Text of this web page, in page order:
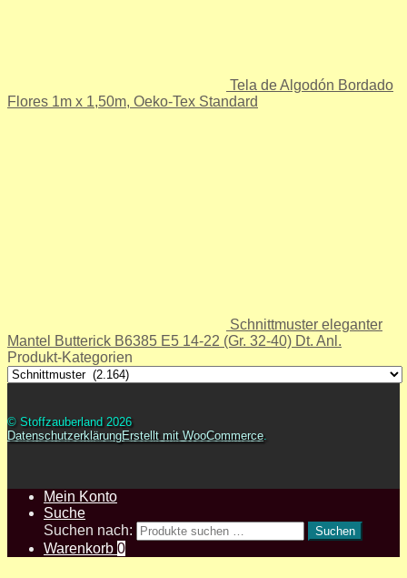
Tela de Algodón Bordado
Flores 1m x 1,50m, Oeko-Tex Standard
Schnittmuster eleganter
Mantel Butterick B6385 E5 14-22 (Gr. 32-40) Dt. Anl.
Produkt-Kategorien
© Stoffzauberland 2026
DatenschutzerklärungErstellt mit WooCommerce.
Mein Konto
Suche
Suchen nach:
Suchen
Warenkorb 0